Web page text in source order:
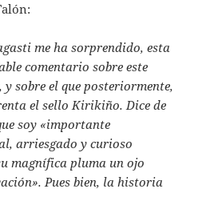
me ha sorprendido, esta
comentario sobre este
y sobre el que posteriormente,
el sello Kirikiño. Dice de
soy «importante
arriesgado y curioso
magnífica pluma un ojo
Pues bien, la historia